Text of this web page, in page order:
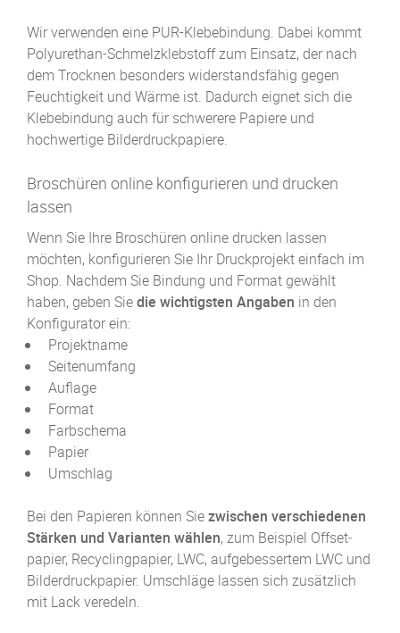
Wir verwenden eine PUR-Klebebindung. Dabei kommt
Polyurethan-Schmelzklebstoff zum Einsatz, der nach
dem Trocknen besonders widerstands­fähig gegen
Feuchtigkeit und Wärme ist. Dadurch eignet sich die
Klebebindung auch für schwerere Papiere und
hochwertige Bilderdruck­papiere.
Broschüren online konfigurieren und drucken
lassen
Wenn Sie Ihre Broschüren online drucken lassen
möchten, konfigurieren Sie Ihr Druckprojekt einfach im
Shop. Nachdem Sie Bindung und Format gewählt
haben, geben Siedie wichtigsten Angaben in den
Konfigurator ein:
Projektname
Seitenumfang
Auflage
Format
Farbschema
Papier
Umschlag
Bei den Papieren können Siezwischen verschiedenen
Stärken und Varianten wählen, zum Beispiel Offset­
papier, Recycling­papier, LWC, aufgebessertem LWC und
Bilderdruck­papier. Umschläge lassen sich zusätzlich
mit Lack veredeln.